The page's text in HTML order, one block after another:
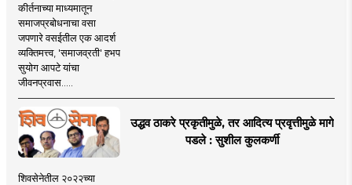
कीर्तनाच्या माध्यमातून
समाजप्रबोधनाचा वसा
जपणारे वसईतील एक आदर्श
व्यक्तिमत्त्व, 'समाजव्रती' हभप
सुयोग आपटे यांचा
जीवनप्रवास.....
उद्धव ठाकरे प्रकृतीमुळे, तर आदित्य प्रवृत्तीमुळे मागे
पडले : सुशील कुलकर्णी
शिवसेनेतील २०२२च्या